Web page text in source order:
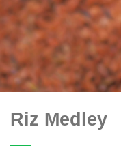
Riz Medley